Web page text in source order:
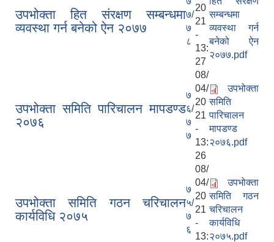
उपभोक्ता हित संरक्षण सम्बन्धमा
व्यवस्था गर्न बनेको ऐन २०७७
७/
७
८
20
21
-
13:
27
सम्बन्धमा
व्यवस्था गर्न
बनेको ऐन
२०७७.pdf
उपभोक्ता समिति पारिचालन मापडण्ड
२०७६
७
६/
७
७
08/
04/
20
21
-
13:
26
उपभोक्ता
समिति
पारिचालन
मापडण्ड
२०७६.pdf
उपभोक्ता समिति गठन चरिचालन
कार्यविधि २०७५
७
५/
७
६
08/
04/
20
21
-
13:
उपभोक्ता
समिति गठन
चरिचालन
कार्यविधि
२०७५.pdf